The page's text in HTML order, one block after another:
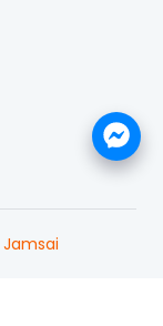
Jamsai